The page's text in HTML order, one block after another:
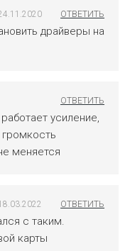
драйверы на
усиление,
меняется
с таким.
карты